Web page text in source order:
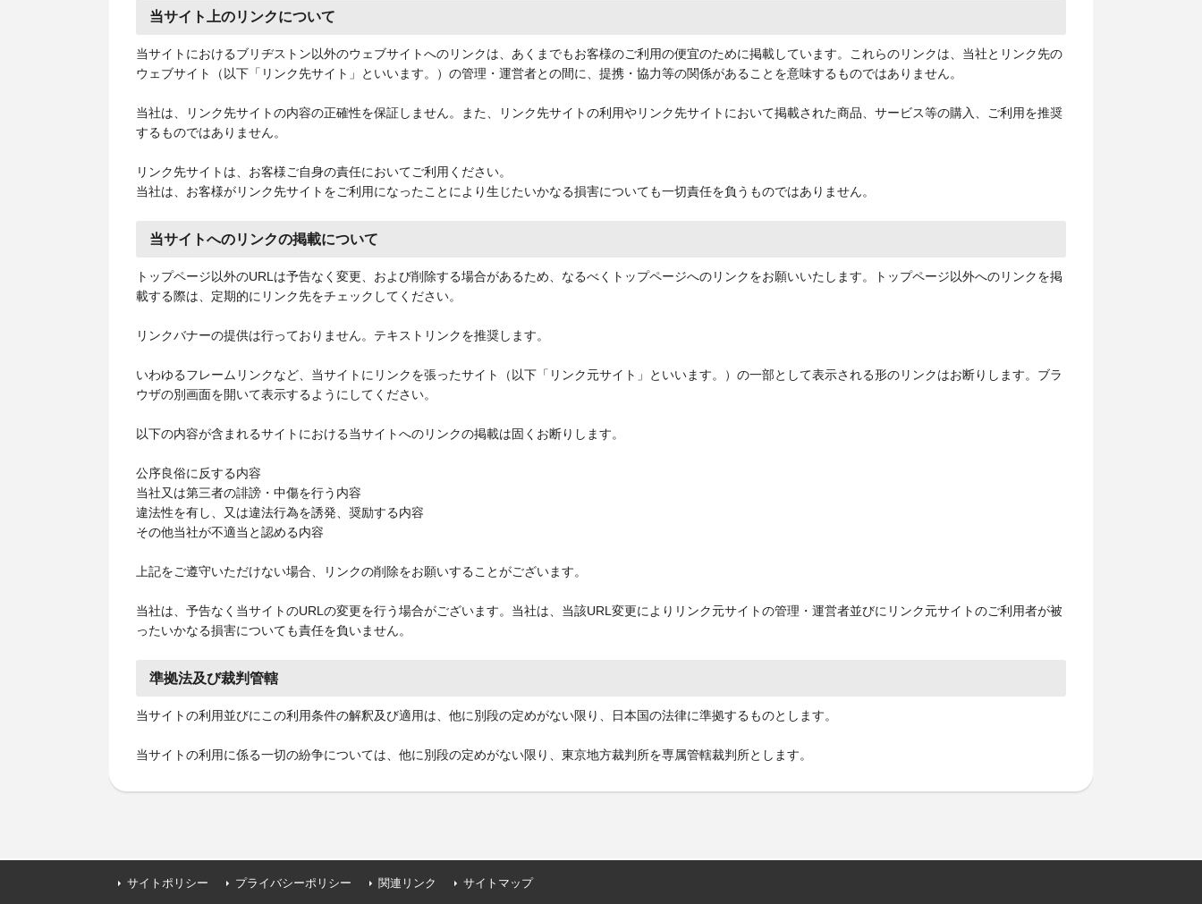
当サイト上のリンクについて
当サイトにおけるブリヂストン以外のウェブサイトへのリンクは、あくまでもお客様のご利用の便宜のために掲載しています。これらのリンクは、当社とリンク先の
ウェブサイト（以下「リンク先サイト」といいます。）の管理・運営者との間に、提携・協力等の関係があることを意味するものではありません。
当社は、リンク先サイトの内容の正確性を保証しません。また、リンク先サイトの利用やリンク先サイトにおいて掲載された商品、サービス等の購入、ご利用を推奨
するものではありません。
リンク先サイトは、お客様ご自身の責任においてご利用ください。
当社は、お客様がリンク先サイトをご利用になったことにより生じたいかなる損害についても一切責任を負うものではありません。
当サイトへのリンクの掲載について
トップページ以外のURLは予告なく変更、および削除する場合があるため、なるべくトップページへのリンクをお願いいたします。トップページ以外へのリンクを掲
載する際は、定期的にリンク先をチェックしてください。
リンクバナーの提供は行っておりません。テキストリンクを推奨します。
いわゆるフレームリンクなど、当サイトにリンクを張ったサイト（以下「リンク元サイト」といいます。）の一部として表示される形のリンクはお断りします。ブラ
ウザの別画面を開いて表示するようにしてください。
以下の内容が含まれるサイトにおける当サイトへのリンクの掲載は固くお断りします。
公序良俗に反する内容
当社又は第三者の誹謗・中傷を行う内容
違法性を有し、又は違法行為を誘発、奨励する内容
その他当社が不適当と認める内容
上記をご遵守いただけない場合、リンクの削除をお願いすることがございます。
当社は、予告なく当サイトのURLの変更を行う場合がございます。当社は、当該URL変更によりリンク元サイトの管理・運営者並びにリンク元サイトのご利用者が被
ったいかなる損害についても責任を負いません。
準拠法及び裁判管轄
当サイトの利用並びにこの利用条件の解釈及び適用は、他に別段の定めがない限り、日本国の法律に準拠するものとします。
当サイトの利用に係る一切の紛争については、他に別段の定めがない限り、東京地方裁判所を専属管轄裁判所とします。
サイトポリシー プライバシーポリシー 関連リンク サイトマップ